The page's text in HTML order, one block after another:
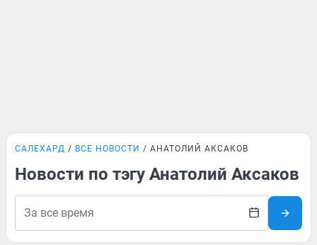
САЛЕХАРД ВСЕ НОВОСТИ АНАТОЛИЙ АКСАКОВ
Новости по тэгу Анатолий Аксаков